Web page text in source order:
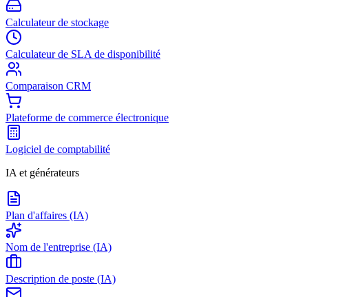
Calculateur de stockage
Calculateur de SLA de disponibilité
Comparaison CRM
Plateforme de commerce électronique
Logiciel de comptabilité
IA et générateurs
Plan d'affaires (IA)
Nom de l'entreprise (IA)
Description de poste (IA)